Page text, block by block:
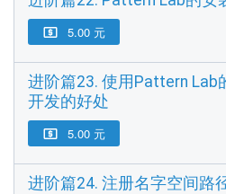
 5.00 元
进阶篇23. 使用Pattern Lab
开发的好处
 5.00 元
进阶篇24. 注册名字空间路